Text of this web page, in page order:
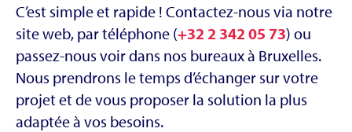
C’est simple et rapide ! Contactez-nous via notre
site web, par téléphone (+32 2 342 05 73) ou
passez-nous voir dans nos bureaux à Bruxelles.
Nous prendrons le temps d’échanger sur votre
projet et de vous proposer la solution la plus
adaptée à vos besoins.